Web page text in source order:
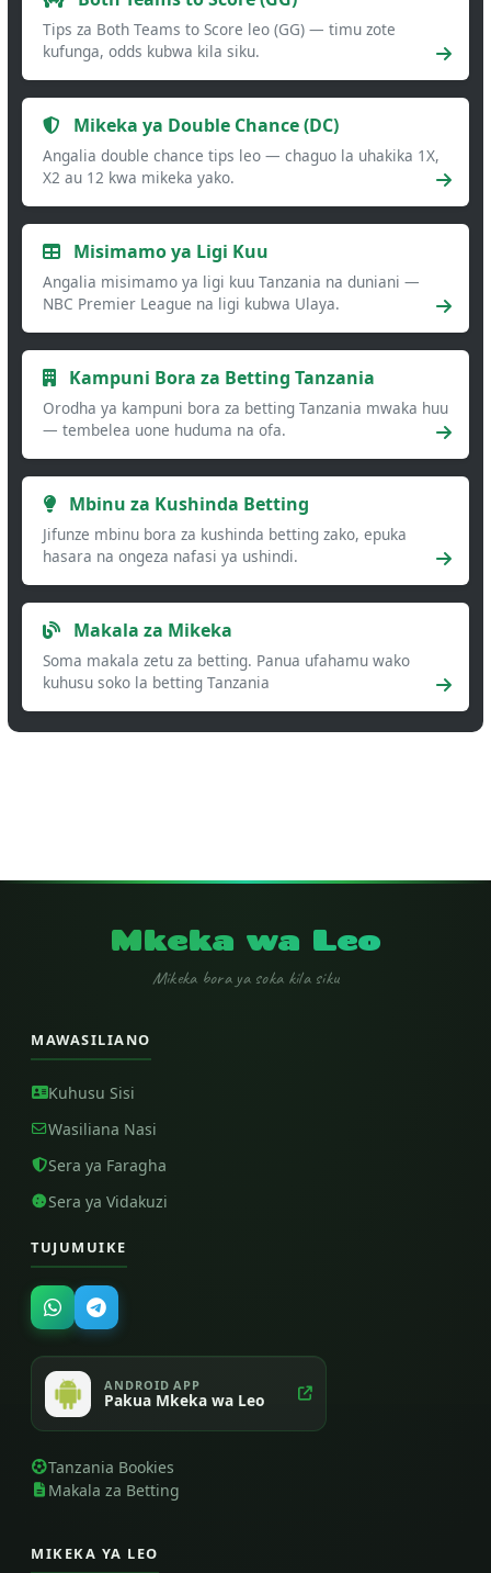
Tips za Both Teams to Score leo (GG) — timu zote
kufunga, odds kubwa kila siku.
Mikeka ya Double Chance (DC)
Angalia double chance tips leo — chaguo la uhakika 1X,
X2 au 12 kwa mikeka yako.
Misimamo ya Ligi Kuu
Angalia misimamo ya ligi kuu Tanzania na duniani —
NBC Premier League na ligi kubwa Ulaya.
Kampuni Bora za Betting Tanzania
Orodha ya kampuni bora za betting Tanzania mwaka huu
— tembelea uone huduma na ofa.
Mbinu za Kushinda Betting
Jifunze mbinu bora za kushinda betting zako, epuka
hasara na ongeza nafasi ya ushindi.
Makala za Mikeka
Soma makala zetu za betting. Panua ufahamu wako
kuhusu soko la betting Tanzania
Mkeka wa Leo
Mikeka bora ya soka kila siku
MAWASILIANO
Kuhusu Sisi
Wasiliana Nasi
Sera ya Faragha
Sera ya Vidakuzi
TUJUMUIKE
ANDROID APP
Pakua Mkeka wa Leo
Tanzania Bookies
Makala za Betting
MIKEKA YA LEO